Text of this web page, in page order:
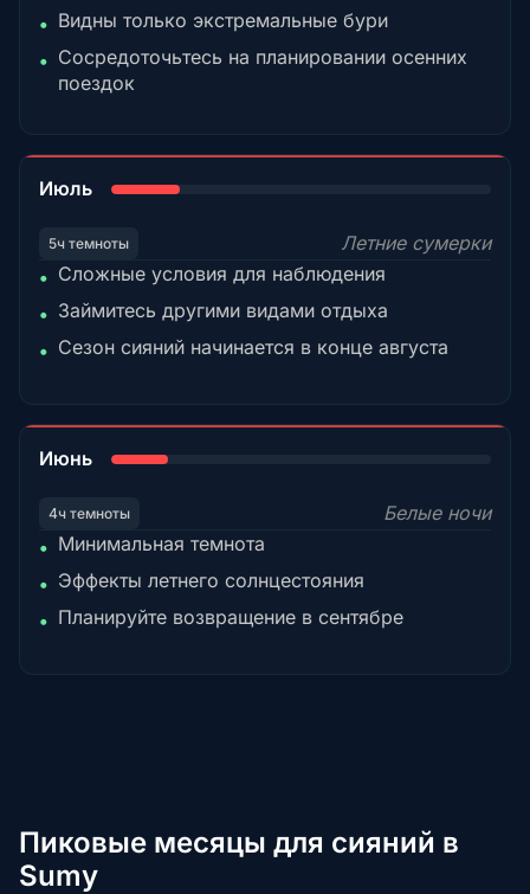
• Видны только экстремальные бури
• Сосредоточьтесь на планировании осенних
поездок
Июль
5ч темноты
Летние сумерки
• Сложные условия для наблюдения
• Займитесь другими видами отдыха
• Сезон сияний начинается в конце августа
Июнь
4ч темноты
Белые ночи
• Минимальная темнота
• Эффекты летнего солнцестояния
• Планируйте возвращение в сентябре
Пиковые месяцы для сияний в
Sumy